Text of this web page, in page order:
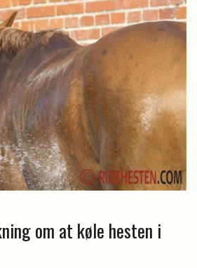
om at køle hesten i